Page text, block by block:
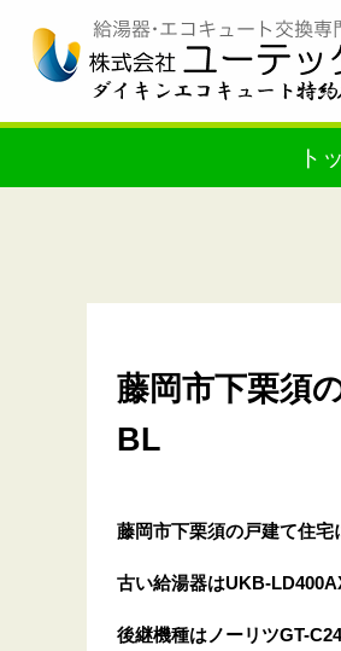
ト
藤岡市下栗須
BL
藤岡市下栗須の戸建て住宅
古い給湯器はUKB-
後継機種はノーリツGT-